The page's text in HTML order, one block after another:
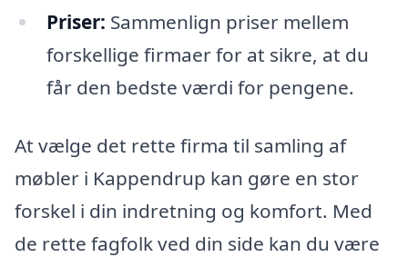
Priser: Sammenlign priser mellem
forskellige firmaer for at sikre, at du
får den bedste værdi for pengene.
At vælge det rette firma til samling af
møbler i Kappendrup kan gøre en stor
forskel i din indretning og komfort. Med
de rette fagfolk ved din side kan du være